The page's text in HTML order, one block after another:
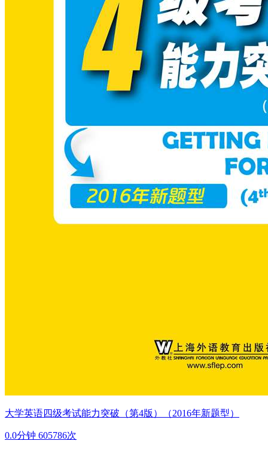
大学英语四级考试能力突破（第4版）（2016年新题型）
0.0分钟 605786次